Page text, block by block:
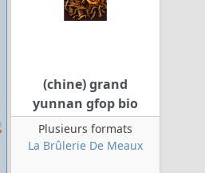
(chine) grand
yunnan gfop bio
Plusieurs formats
La Brûlerie De Meaux